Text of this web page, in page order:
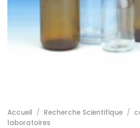
Accueil / Recherche Scientifique /
laboratoires